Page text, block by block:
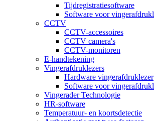
Tijdregistratiesoftware
Software voor
CCTV
CCTV-accessoires
CCTV camera's
CCTV-monitoren
E-handtekening
Vingerafdruklezers
Hardware vingerafdruklezer
Software voor
Vingerader Technologie
HR-software
Temperatuur- en koortsdetectie